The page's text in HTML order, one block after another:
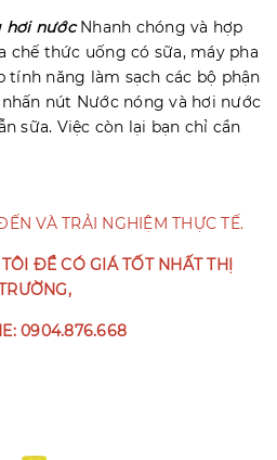
hơi nướcNhanh chóng và hợp
chế thức uống có sữa, máy pha
tính năng làm sạch các bộ phận
nút Nước nóng và hơi nước
sữa. Việc còn lại bạn chỉ cần
VÀ TRẢI NGHIỆM THỰC TẾ.
ĐỂ CÓ GIÁ TỐT NHẤT THỊ
0904.876.668